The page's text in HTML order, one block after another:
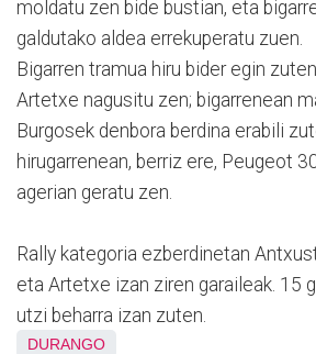
moldatu zen bide bustian, eta
galdutako aldea errekuperatu zuen.
Bigarren tramua hiru bider egin
Artetxe nagusitu zen; bigarrenean
Burgosek denbora berdina erabili
hirugarrenean, berriz ere, Peugeot
agerian geratu zen.
Rally kategoria ezberdinetan
eta Artetxe izan ziren garaileak. 15
utzi beharra izan zuten.
DURANGO